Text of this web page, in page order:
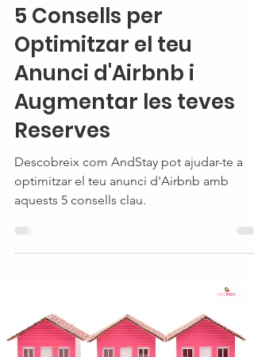
5 Consells per
Optimitzar el teu
Anunci d'Airbnb i
Augmentar les teves
Reserves
Descobreix com AndStay pot ajudar-te a
optimitzar el teu anunci d'Airbnb amb
aquests 5 consells clau.